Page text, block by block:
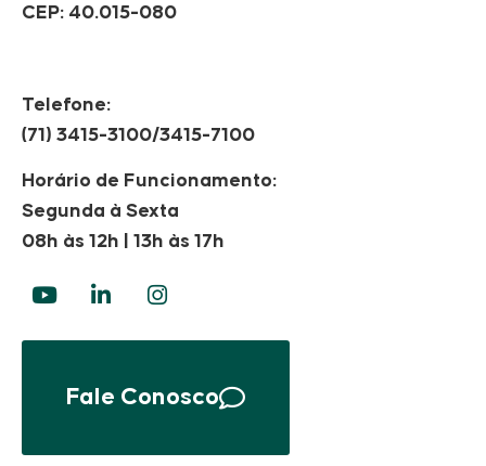
CEP: 40.015-080
Telefone:
(71) 3415-3100/3415-7100
Horário de Funcionamento:
Segunda à Sexta
08h às 12h | 13h às 17h
Fale Conosco